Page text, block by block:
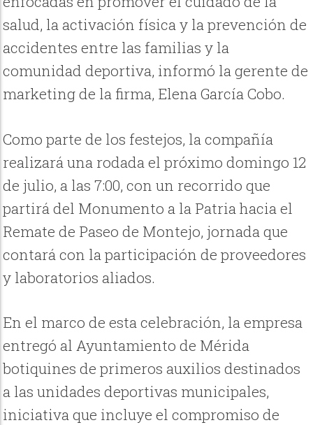
salud, la activación física y la prevención de
accidentes entre las familias y la
comunidad deportiva, informó la gerente de
marketing de la firma, Elena García Cobo.
Como parte de los festejos, la compañía
realizará una rodada el próximo domingo 12
de julio, a las 7:00, con un recorrido que
partirá del Monumento a la Patria hacia el
Remate de Paseo de Montejo, jornada que
contará con la participación de proveedores
y laboratorios aliados.
En el marco de esta celebración, la empresa
entregó al Ayuntamiento de Mérida
botiquines de primeros auxilios destinados
a las unidades deportivas municipales,
iniciativa que incluye el compromiso de